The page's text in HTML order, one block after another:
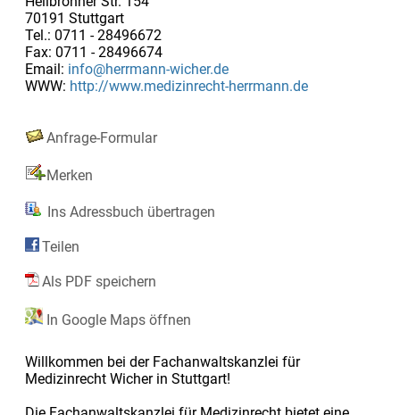
70191 Stuttgart
Tel.: 0711 - 28496672
Fax: 0711 - 28496674
Email: info@herrmann-wicher.de
WWW: http://www.medizinrecht-herrmann.de
Anfrage-Formular
Merken
Ins Adressbuch übertragen
Teilen
Als PDF speichern
In Google Maps öffnen
Willkommen bei der Fachanwaltskanzlei für
Medizinrecht Wicher in Stuttgart!